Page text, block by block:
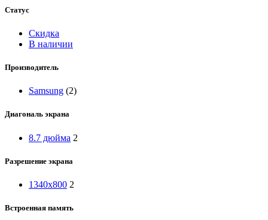
Статус
Скидка
В наличии
Производитель
Samsung (2)
Диагональ экрана
8.7 дюйма 2
Разрешение экрана
1340x800 2
Встроенная память